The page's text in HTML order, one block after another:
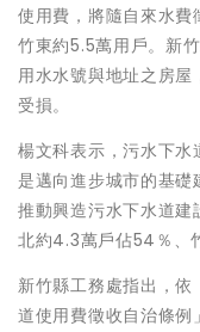
使用費，將隨自來水費
竹東約5.5萬用戶。新
用水水號與地址之房
受損。
楊文科表示，污水下
是邁向進步城市的基
推動興造污水下水道
北約4.3萬戶佔54％、
新竹縣工務處指出，
道使用費徵收自治條